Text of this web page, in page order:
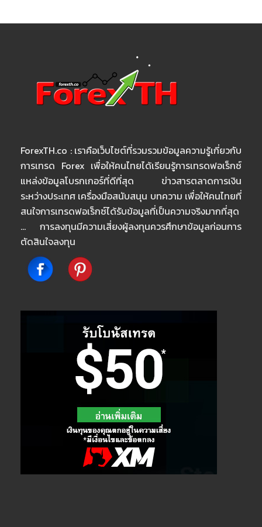
ForexTH.co : เราคือเว็บไซต์ที่รวมรวมข้อมูลความรู้เกี่ยวกับ
การเทรด Forex เพื่อให้คนไทยได้เรียนรู้การเทรดฟอเร็กซ์
แหล่งข้อมูลโบรกเกอร์ที่ดีที่สุด ข่าวสารตลาดการเงิน
ระหว่างประเทศ เครื่องมือสนับสนุน บทความ เพื่อให้คนไทยที่
สนใจการเทรดฟอเร็กซ์ได้รับข้อมูลที่เป็นความจริงมากที่สุด
… การลงทุนมีความเสี่ยงผู้ลงทุนควรศึกษาข้อมูลก่อนการ
ตัดสินใจลงทุน